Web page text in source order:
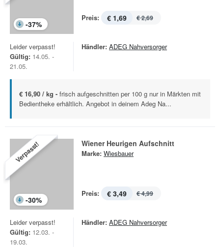
-37%
Preis: € 1,69 € 2,69
Leider verpasst!
Gültig: 14.05. -
21.05.
Händler: ADEG Nahversorger
€ 16,90 / kg - frisch aufgeschnitten per 100 g nur in Märkten mit
Bedientheke erhältlich. Angebot in deinem Adeg Na...
Verpasst!
-30%
Wiener Heurigen Aufschnitt
Marke: Wiesbauer
Preis: € 3,49 € 4,99
Leider verpasst!
Gültig: 12.03. -
19.03.
Händler: ADEG Nahversorger